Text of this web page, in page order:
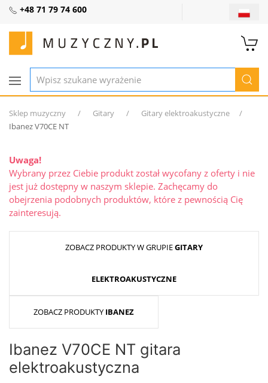
+48 71 79 74 600
Sklep muzyczny Gitary
Gitary elektroakustyczne
Ibanez V70CE NT
Uwaga!
Wybrany przez Ciebie produkt został wycofany z oferty i nie
jest już dostępny w naszym sklepie. Zachęcamy do
obejrzenia podobnych produktów, które z pewnością Cię
zainteresują.
ZOBACZ PRODUKTY W GRUPIEGITARY
ELEKTROAKUSTYCZNE
ZOBACZ PRODUKTY IBANEZ
Ibanez V70CE NT gitara
elektroakustyczna